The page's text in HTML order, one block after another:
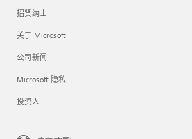
招贤纳士
关于 Microsoft
公司新闻
Microsoft 隐私
投资人